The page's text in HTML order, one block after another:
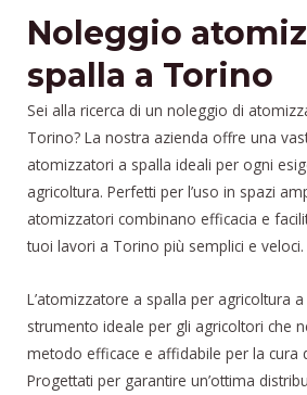
Noleggio
spalla a Torino
Sei alla ricerca di un noleggio di
Torino? La nostra azienda offre una
atomizzatori a spalla ideali per ogni
agricoltura. Perfetti per l’uso in spazi
atomizzatori combinano efficacia e
tuoi lavori a Torino più semplici e veloci.
L’atomizzatore a spalla per agricoltura
strumento ideale per gli agricoltori che
metodo efficace e affidabile per la cura
Progettati per garantire un’ottima